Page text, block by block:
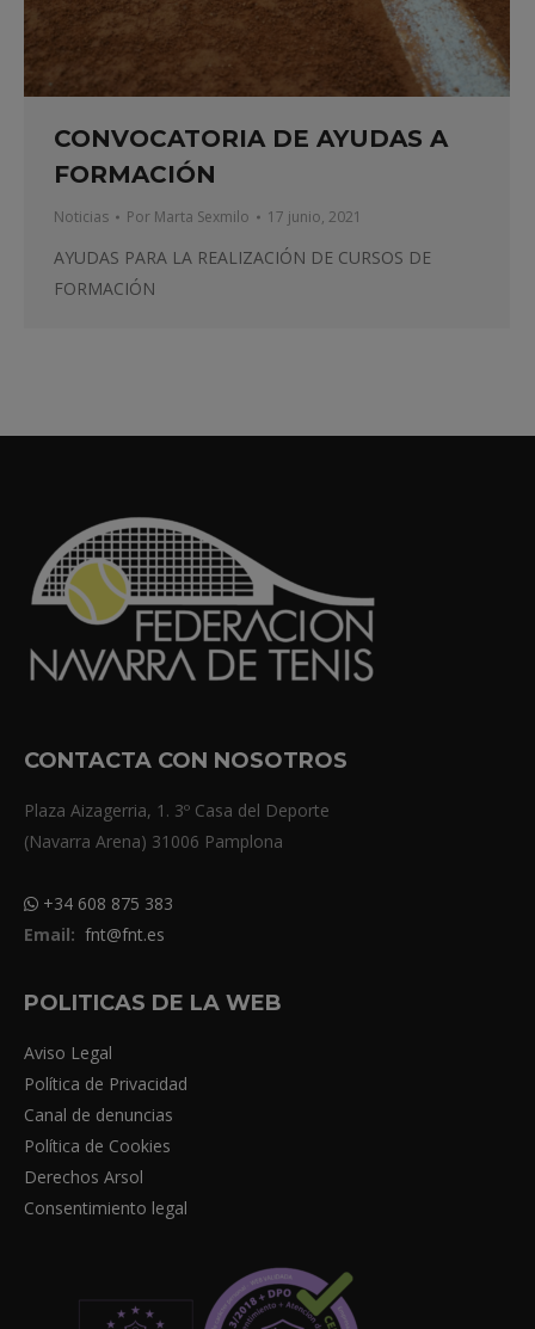
CONVOCATORIA DE AYUDAS A
FORMACIÓN
Noticias Por Marta Sexmilo 17 junio, 2021
AYUDAS PARA LA REALIZACIÓN DE CURSOS DE
FORMACIÓN
CONTACTA CON NOSOTROS
Plaza Aizagerria, 1. 3º Casa del Deporte
(Navarra Arena) 31006 Pamplona
+34 608 875 383
Email: fnt@fnt.es
POLITICAS DE LA WEB
Aviso Legal
Política de Privacidad
Canal de denuncias
Política de Cookies
Derechos Arsol
Consentimiento legal